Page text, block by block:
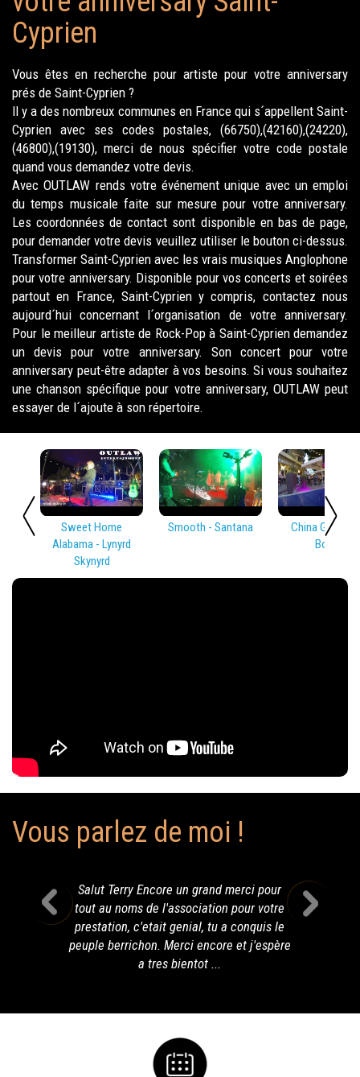
Cyprien
Vous êtes en recherche pour artiste pour votre anniversary
prés de Saint-Cyprien ?
Il y a des nombreux communes en France qui s´appellent Saint-
Cyprien avec ses codes postales, (66750),(42160),(24220),
(46800),(19130), merci de nous spécifier votre code postale
quand vous demandez votre devis.
Avec OUTLAW rends votre événement unique avec un emploi
du temps musicale faite sur mesure pour votre anniversary.
Les coordonnées de contact sont disponible en bas de page,
pour demander votre devis veuillez utiliser le bouton ci-dessus.
Transformer Saint-Cyprien avec les vrais musiques Anglophone
pour votre anniversary. Disponible pour vos concerts et soirées
partout en France, Saint-Cyprien y compris, contactez nous
aujourd´hui concernant l´organisation de votre anniversary.
Pour le meilleur artiste de Rock-Pop à Saint-Cyprien demandez
un devis pour votre anniversary. Son concert pour votre
anniversary peut-être adapter à vos besoins. Si vous souhaitez
une chanson spécifique pour votre anniversary, OUTLAW peut
essayer de l´ajoute à son répertoire.
Sweet Home
Alabama - Lynyrd
Skynyrd
Smooth - Santana
China Girl -
Bowie
Vous parlez de moi !
Salut Terry Encore un grand merci pour
tout au noms de l'association pour votre
prestation, c'etait genial, tu a conquis le
peuple berrichon. Merci encore et j'espère
a tres bientot ...